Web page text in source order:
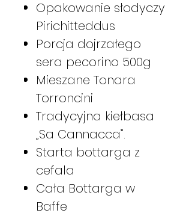
Opakowanie słodyczy
Pirichitteddus
Porcja dojrzałego
sera pecorino 500g
Mieszane Tonara
Torroncini
Tradycyjna kiełbasa
„Sa Cannacca”.
Starta bottarga z
cefala
Cała Bottarga w
Baffe